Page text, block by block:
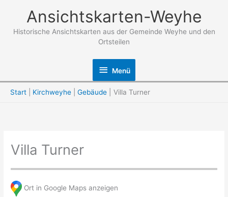
springen
Ansichtskarten-Weyhe
Historische Ansichtskarten aus der Gemeinde Weyhe und den
Ortsteilen
Menü
Menü
Start Kirchweyhe Gebäude Villa Turner
Villa Turner
Ort in Google Maps anzeigen